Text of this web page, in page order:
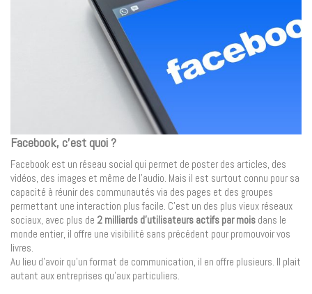
Facebook, c’est quoi ?
Facebook est un réseau social qui permet de poster des articles, des
vidéos, des images et même de l’audio. Mais il est surtout connu pour sa
capacité à réunir des communautés via des pages et des groupes
permettant une interaction plus facile. C’est un des plus vieux réseaux
sociaux, avec plus de 2 milliards d’utilisateurs actifs par mois dans le
monde entier, il offre une visibilité sans précédent pour promouvoir vos
livres.
Au lieu d’avoir qu’un format de communication, il en offre plusieurs. Il plait
autant aux entreprises qu’aux particuliers.